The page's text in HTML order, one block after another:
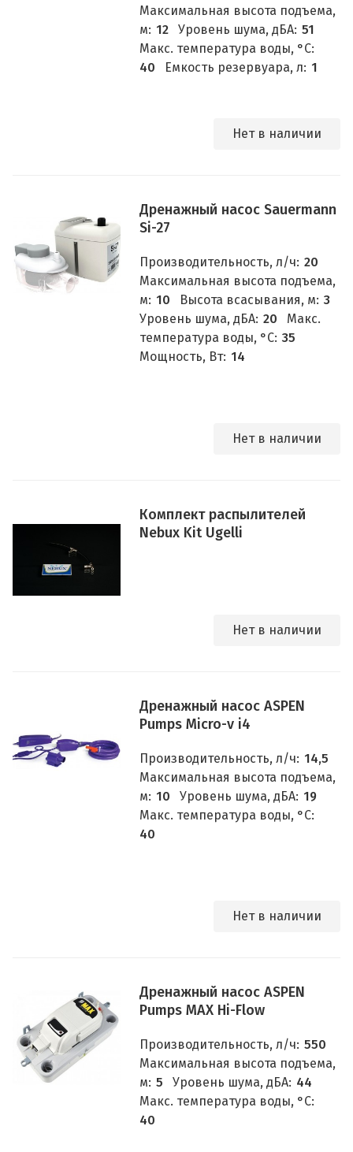
Максимальная высота подъема,
м: 12 Уровень шума, дБА: 51
Макс. температура воды, °C:
40
Емкость резервуара, л: 1
Нет в наличии
Дренажный насос Sauermann
Si-27
Производительность, л/ч: 20
Максимальная высота подъема,
м: 10 Высота всасывания, м: 3
Уровень шума, дБА: 20
Макс.
температура воды, °C: 35
Мощность, Вт: 14
Нет в наличии
Комплект распылителей
Nebux Kit Ugelli
Нет в наличии
Дренажный насос ASPEN
Pumps Micro-v i4
Производительность, л/ч: 14,5
Максимальная высота подъема,
м: 10 Уровень шума, дБА: 19
Макс. температура воды, °C:
40
Нет в наличии
Дренажный насос ASPEN
Pumps MAX Hi-Flow
Производительность, л/ч: 550
Максимальная высота подъема,
м: 5 Уровень шума, дБА: 44
Макс. температура воды, °C:
40